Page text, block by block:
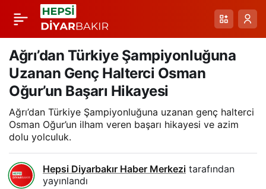
Ağrı’dan Türkiye Şampiyonluğuna
Uzanan Genç Halterci Osman
Oğur’un Başarı Hikayesi
Ağrı’dan Türkiye Şampiyonluğuna uzanan genç halterci
Osman Oğur’un ilham veren başarı hikayesi ve azim
dolu yolculuk.
Hepsi Diyarbakır Haber Merkezi tarafından
yayınlandı
Amed Sportif
Faaliyetler-Bodrum
FK: 1. Lig 37. Hafta
Maçından Öne
Çıkanlar
Paylaş